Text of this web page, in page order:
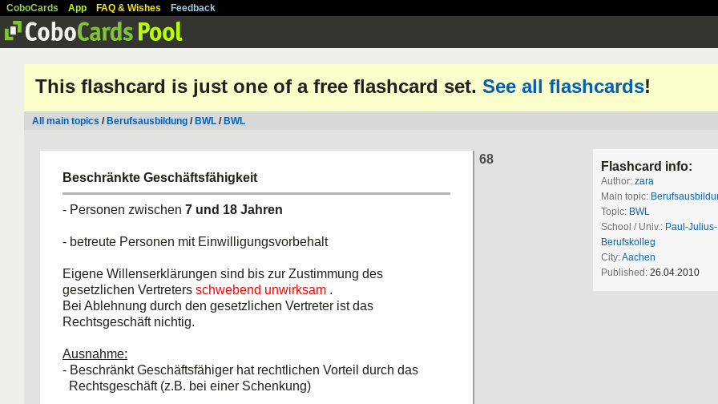
CoboCards App FAQ & Wishes Feedback
This flashcard is just one of a free flashcard set. See all flashcards!
All main topics / Berufsausbildung / BWL / BWL
68
Beschränkte Geschäftsfähigkeit
- Personen zwischen 7 und 18 Jahren
- betreute Personen mit Einwilligungsvorbehalt
Eigene Willenserklärungen sind bis zur Zustimmung des
gesetzlichen Vertreters schwebend unwirksam .
Bei Ablehnung durch den gesetzlichen Vertreter ist das
Rechtsgeschäft nichtig.
Ausnahme:
- Beschränkt Geschäftsfähiger hat rechtlichen Vorteil durch das
Rechtsgeschäft (z.B. bei einer Schenkung)
Flashcard info:
Author: zara
Main topic:
Topic: BWL
School / Univ.: Paul-
Berufskolleg
City:Aachen
Published: 26.04.2010